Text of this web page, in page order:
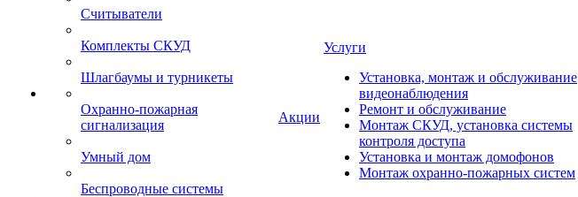
Считыватели
Комплекты СКУД
Шлагбаумы и турникеты
Охранно-пожарная
сигнализация
Умный дом
Беспроводные системы
Акции
Услуги
Установка, монтаж и обслуживание
видеонаблюдения
Ремонт и обслуживание
Монтаж СКУД, установка системы
контроля доступа
Установка и монтаж домофонов
Монтаж охранно-пожарных систем